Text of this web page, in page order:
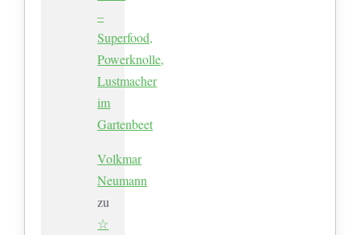
–
Superfood,
Powerknolle,
Lustmacher
im
Gartenbeet
Volkmar
Neumann
zu
☆